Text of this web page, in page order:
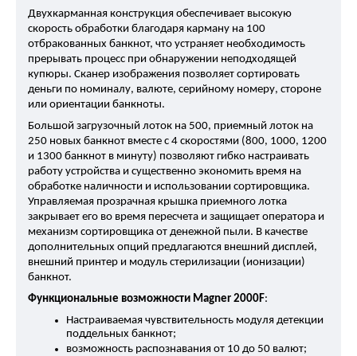
Двухкарманная конструкция обеспечивает высокую
скорость обработки благодаря карману на 100
отбракованных банкнот, что устраняет необходимость
прерывать процесс при обнаружении неподходящей
купюры. Сканер изображения позволяет сортировать
деньги по номиналу, валюте, серийному номеру, стороне
или ориентации банкноты.
Большой загрузочный лоток на 500, приемный лоток на
250 новых банкнот вместе с 4 скоростями (800, 1000, 1200
и 1300 банкнот в минуту) позволяют гибко настраивать
работу устройства и существенно экономить время на
обработке наличности и использовании сортировщика.
Управляемая прозрачная крышка приемного лотка
закрывает его во время пересчета и защищает оператора и
механизм сортировщика от денежной пыли. В качестве
дополнительных опций предлагаются внешний дисплей,
внешний принтер и модуль стерилизации (ионизации)
банкнот.
Функциональные возможности Magner 2000F:
Настраиваемая чувствительность модуля детекции
поддельных банкнот;
возможность распознавания от 10 до 50 валют;